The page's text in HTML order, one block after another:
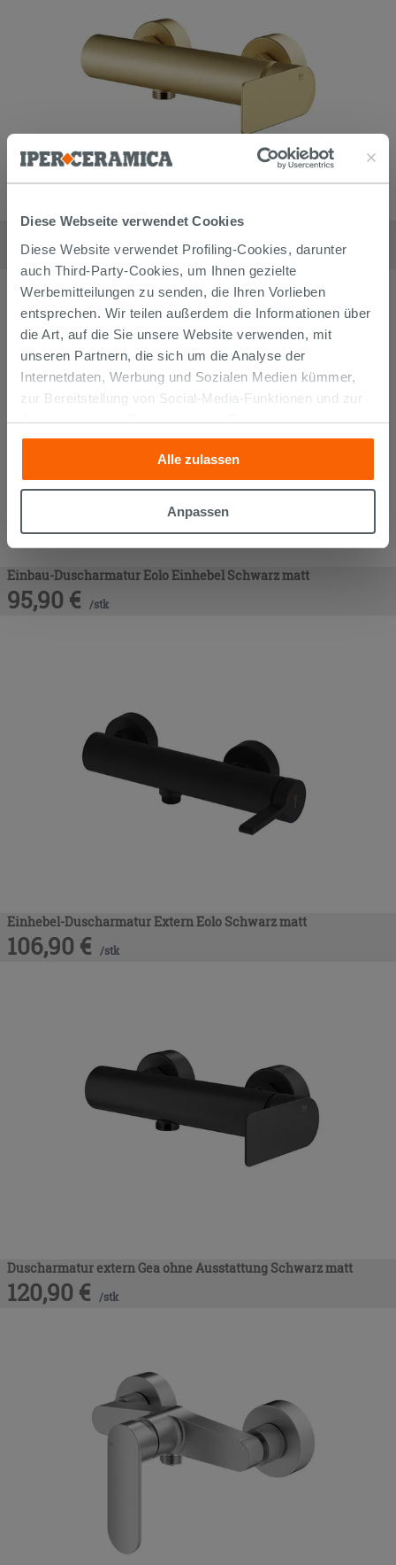
Diese Webseite verwendet Cookies
Diese Website verwendet Profiling-Cookies, darunter
auch Third-Party-Cookies, um Ihnen gezielte
Werbemitteilungen zu senden, die Ihren Vorlieben
entsprechen. Wir teilen außerdem die Informationen über
die Art, auf die Sie unsere Website verwenden, mit
unseren Partnern, die sich um die Analyse der
Internetdaten, Werbung und Sozialen Medien kümmer,
zur Bereitstellung von Social-Media-Funktionen und zur
Analyse unseres Datenverkehrs. Diese könnten sie mit
anderen Informationen, die Sie ihnen geliefert haben oder
die sie aufgrund Ihrer Verwendung ihrer Dienste
gesammelt haben, kombinieren. Falls Sie mehr wissen
möchten oder Ihre Zustimmung zu allen oder einigen
Zustimmung kann durch Klicken auf die Schaltfläche
„Cookies akzeptieren“ gegeben werden. Wenn Sie auf
die Schaltfläche "X" klicken, können Sie das Surfen erst
nach der Installation der technischen Cookies fortsetzen.
Alle zulassen
Anpassen
Duscharmatur extern Gea ohne Ausstattung Gold satiniert
158,90€ /stk
Einbau-Duscharmatur Eolo Einhebel Schwarz matt
95,90 € /stk
Einhebel-Duscharmatur Extern Eolo Schwarz matt
106,90 € /stk
Duscharmatur extern Gea ohne Ausstattung Schwarz matt
120,90 € /stk